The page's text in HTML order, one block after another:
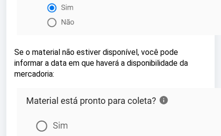
Se o material não estiver disponível, você pode
informar a data em que haverá a disponibilidade da
mercadoria: